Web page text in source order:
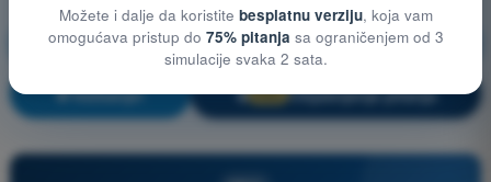
Smanjenje rizika po treća lica na zemlji
Vežbanje! 🔒 PRO Objašnjenje pitanja
Možete i dalje da koristite besplatnu verziju, koja vam
omogućava pristup do 75% pitanja sa ograničenjem od 3
simulacije svaka 2 sata.